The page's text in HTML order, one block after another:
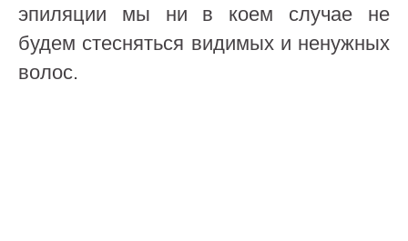
эпиляции мы ни в коем случае не
будем стесняться видимых и ненужных
волос.